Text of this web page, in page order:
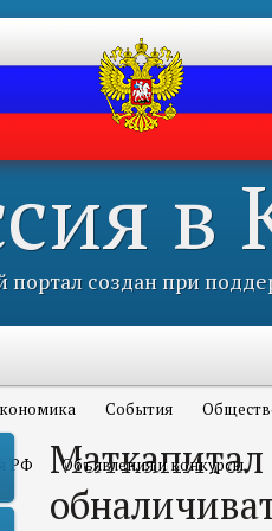
в
создан при
События
РФ Объявления и конкурсы